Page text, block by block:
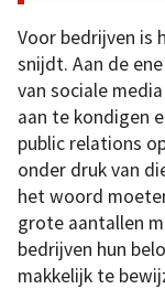
Voor bedrijven is
snijdt. Aan de
van sociale
aan te kondigen
public relations
onder druk van
het woord
grote aantallen
bedrijven hun
makkelijk te